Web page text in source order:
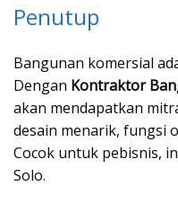
Penutup
Bangunan komersial
Dengan Kontraktor
akan mendapatkan
desain menarik, fungsi
Cocok untuk pebisnis,
Solo.